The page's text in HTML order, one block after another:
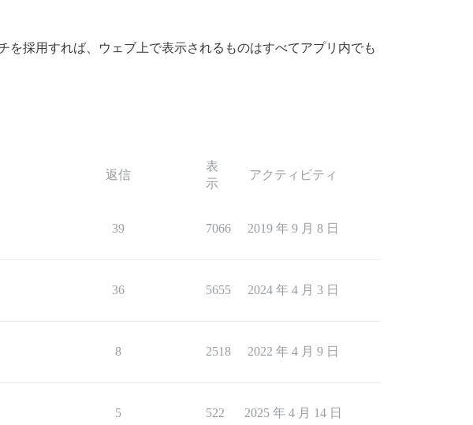
採用すれば、ウェブ上で表示されるものはすべてアプリ内でも
返信
表
示
アクティビティ
39 7066 2019 年 9 月 8 日
36 5655 2024 年 4 月 3 日
8 2518 2022 年 4 月 9 日
5 522 2025 年 4 月 14 日